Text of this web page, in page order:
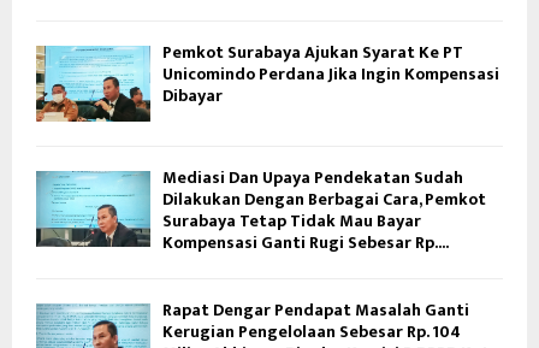
Pemkot Surabaya Ajukan Syarat Ke PT
Unicomindo Perdana Jika Ingin Kompensasi
Dibayar
Mediasi Dan Upaya Pendekatan Sudah
Dilakukan Dengan Berbagai Cara, Pemkot
Surabaya Tetap Tidak Mau Bayar
Kompensasi Ganti Rugi Sebesar Rp....
Rapat Dengar Pendapat Masalah Ganti
Kerugian Pengelolaan Sebesar Rp. 104